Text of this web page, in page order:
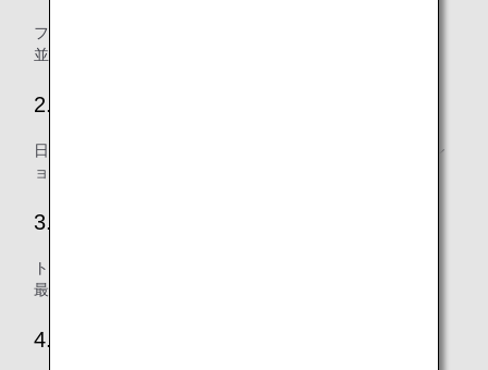
フライトや運賃の情報が見やすく、
並べ替えや絞り込みもできるようになります。
2.より見やすく使いやすい
日本国内線も国際線も共通のデザインに。気になる旅程はシ
ョッピングカートに入れて、比較検討できます。
3.必要な情報がすぐ手に入る
トップページから予約を確認できるようになります。また、
最新の運航状況も参照できます。
4.気になる情報がどんどんみつかる